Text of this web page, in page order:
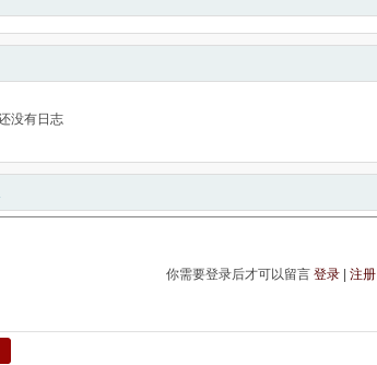
没有日志
你需要登录后才可以留言 登录 注册